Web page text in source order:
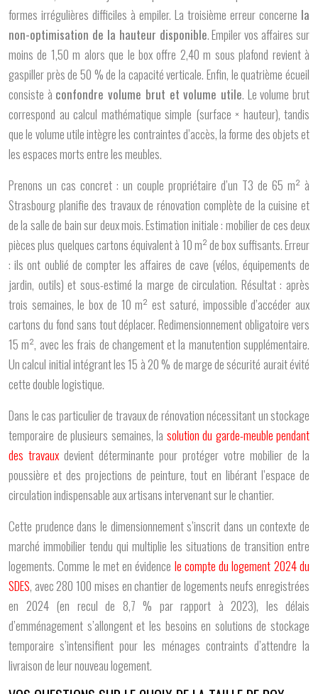
formes irrégulières difficiles à empiler. La troisième erreur concerne la
non-optimisation de la hauteur disponible. Empiler vos affaires sur
moins de 1,50 m alors que le box offre 2,40 m sous plafond revient à
gaspiller près de 50 % de la capacité verticale. Enfin, le quatrième écueil
consiste à confondre volume brut et volume utile. Le volume brut
correspond au calcul mathématique simple (surface × hauteur), tandis
que le volume utile intègre les contraintes d’accès, la forme des objets et
les espaces morts entre les meubles.
Prenons un cas concret : un couple propriétaire d’un T3 de 65 m² à
Strasbourg planifie des travaux de rénovation complète de la cuisine et
de la salle de bain sur deux mois. Estimation initiale : mobilier de ces deux
pièces plus quelques cartons équivalent à 10 m² de box suffisants. Erreur
: ils ont oublié de compter les affaires de cave (vélos, équipements de
jardin, outils) et sous-estimé la marge de circulation. Résultat : après
trois semaines, le box de 10 m² est saturé, impossible d’accéder aux
cartons du fond sans tout déplacer. Redimensionnement obligatoire vers
15 m², avec les frais de changement et la manutention supplémentaire.
Un calcul initial intégrant les 15 à 20 % de marge de sécurité aurait évité
cette double logistique.
Dans le cas particulier de travaux de rénovation nécessitant un stockage
temporaire de plusieurs semaines, la solution du garde-meuble pendant
des travaux devient déterminante pour protéger votre mobilier de la
poussière et des projections de peinture, tout en libérant l’espace de
circulation indispensable aux artisans intervenant sur le chantier.
Cette prudence dans le dimensionnement s’inscrit dans un contexte de
marché immobilier tendu qui multiplie les situations de transition entre
logements. Comme le met en évidence le compte du logement 2024 du
SDES, avec280 100 mises en chantier de logements neufs enregistrées
en 2024 (en recul de 8,7 % par rapport à 2023), les délais
d’emménagement s’allongent et les besoins en solutions de stockage
temporaire s’intensifient pour les ménages contraints d’attendre la
livraison de leur nouveau logement.